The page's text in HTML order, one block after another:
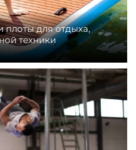
для отдыха,
техники